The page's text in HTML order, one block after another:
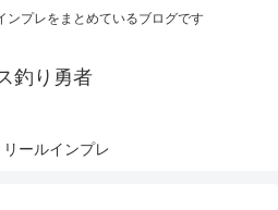
ンプレをまとめているブログです
釣り勇者
ールインプレ